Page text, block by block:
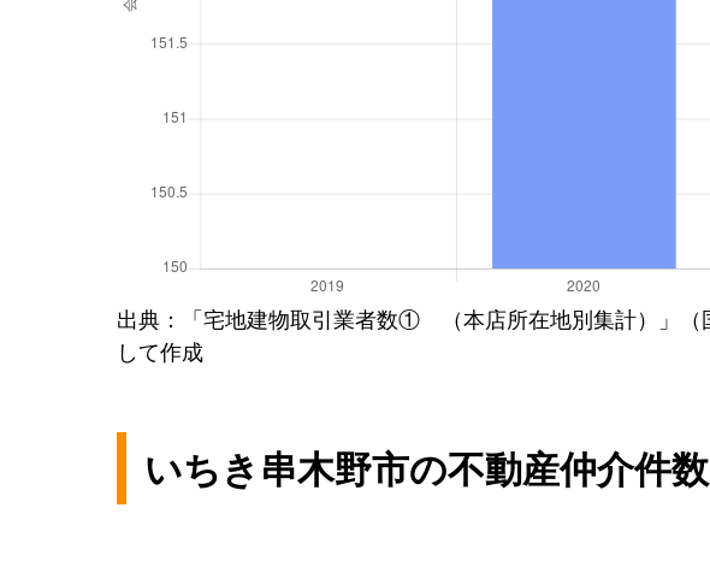
出典：「宅地建物取引業者数① （本店所在地別集計）」（
して作成
いちき串木野市の不動産仲介件